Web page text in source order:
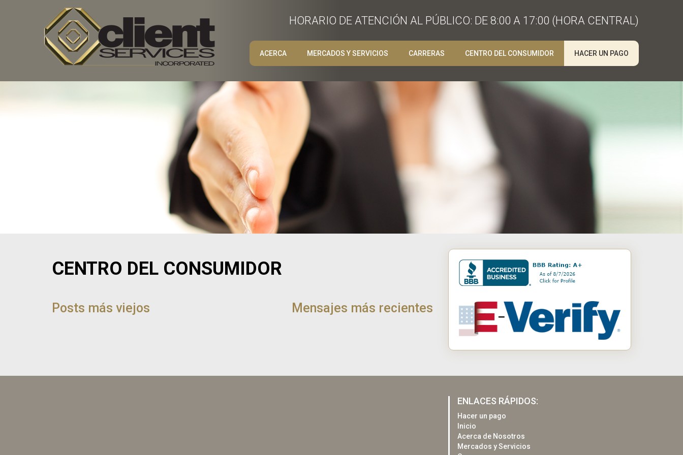
HORARIO DE ATENCIÓN AL PÚBLICO: DE 8:00 A 17:00 (HORA CENTRAL)
ACERCA MERCADOS Y SERVICIOS CARRERAS CENTRO DEL CONSUMIDOR HACER UN PAGO
CENTRO DEL CONSUMIDOR
DE
Posts más viejos Mensajes más recientes
ENLACES RÁPIDOS:
Hacer un pago
Inicio
Acerca de Nosotros
Mercados y Servicios